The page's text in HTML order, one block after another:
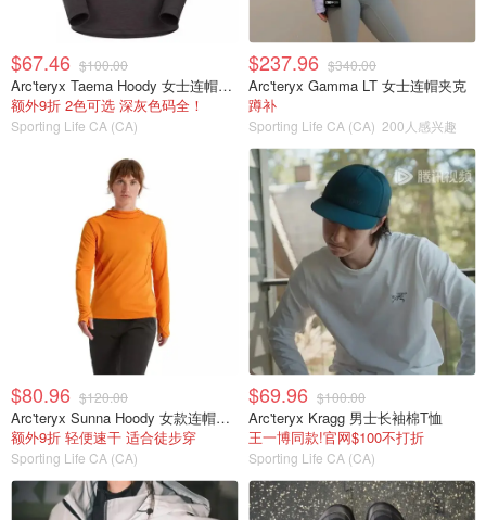
$67.46 $100.00
Arc'teryx Taema Hoody 女士连帽上衣
额外9折 2色可选 深灰色码全！
Sporting Life CA (CA)
$237.96 $340.00
Arc'teryx Gamma LT 女士连帽夹克
蹲补
Sporting Life CA (CA) 200人感兴趣
$80.96 $120.00
Arc'teryx Sunna Hoody 女款连帽上衣
额外9折 轻便速干 适合徒步穿
Sporting Life CA (CA)
$69.96 $100.00
Arc'teryx Kragg 男士长袖棉T恤
王一博同款!官网$100不打折
Sporting Life CA (CA)